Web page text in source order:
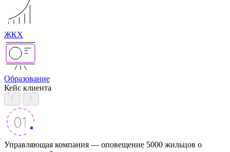
ЖКХ
Образование
Кейс клиента
Управляющая компания — оповещение 5000 жильцов о